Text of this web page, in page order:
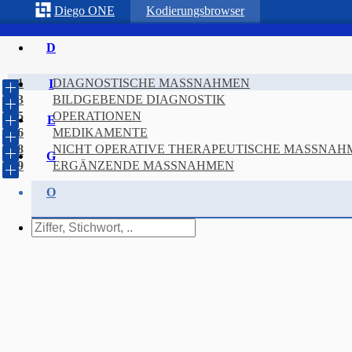
Diego ONE Kodierungsbrowser
D
I
E
G
O
1
DIAGNOSTISCHE MASSNAHMEN
3
BILDGEBENDE DIAGNOSTIK
5
OPERATIONEN
6
MEDIKAMENTE
8
NICHT OPERATIVE THERAPEUTISCHE
9
ERGÄNZENDE MASSNAHMEN